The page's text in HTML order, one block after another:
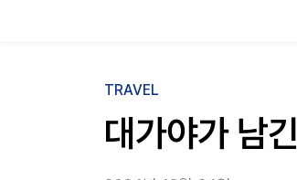
TRAVEL
대가야가 남